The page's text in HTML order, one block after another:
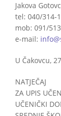
Jakova
tel: 040/314-
mob: 091/
e-mail:
U Čakovcu,
NATJEČAJ
ZA UPIS
UČENIČKI